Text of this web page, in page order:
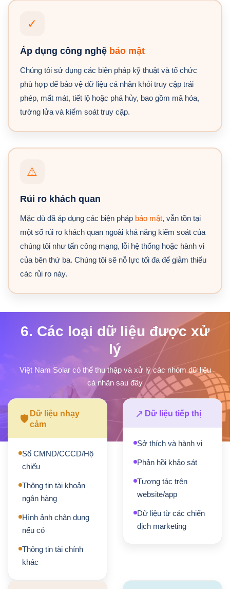
✓
Áp dụng công nghệ bảo mật
Chúng tôi sử dụng các biện pháp kỹ thuật và tổ chức
phù hợp để bảo vệ dữ liệu cá nhân khỏi truy cập trái
phép, mất mát, tiết lộ hoặc phá hủy, bao gồm mã hóa,
tường lửa và kiểm soát truy cập.
⚠
Rủi ro khách quan
Mặc dù đã áp dụng các biện pháp bảo mật, vẫn tồn tại
một số rủi ro khách quan ngoài khả năng kiểm soát của
chúng tôi như tấn công mạng, lỗi hệ thống hoặc hành vi
của bên thứ ba. Chúng tôi sẽ nỗ lực tối đa để giảm thiểu
các rủi ro này.
6. Các loại dữ liệu được xử
lý
Việt Nam Solar có thể thu thập và xử lý các nhóm dữ liệu
cá nhân sau đây
🛡 Dữ liệu nhạy
cảm
Số CMND/CCCD/Hộ
chiếu
Thông tin tài khoản
ngân hàng
Hình ảnh chân dung
nếu có
Thông tin tài chính
khác
↗ Dữ liệu tiếp thị
Sở thích và hành vi
Phản hồi khảo sát
Tương tác trên
website/app
Dữ liệu từ các chiến
dịch marketing